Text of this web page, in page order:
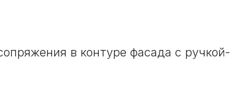
в контуре фасада с ручкой-